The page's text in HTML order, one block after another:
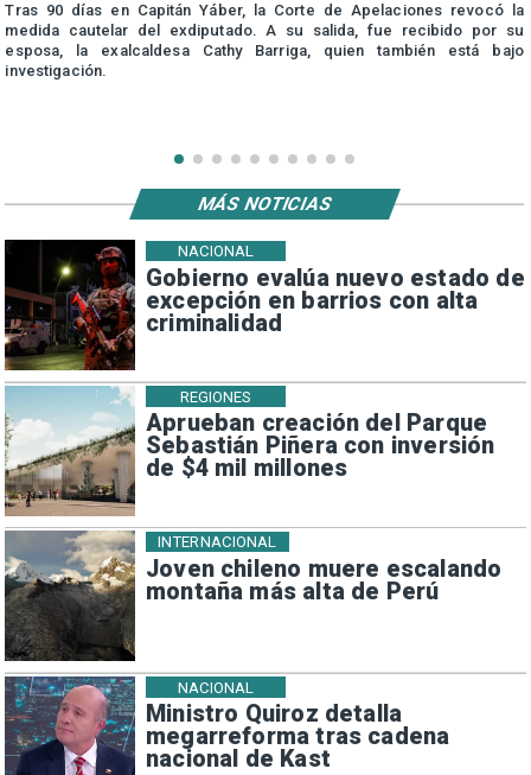
Tras 90 días en Capitán Yáber, la Corte de Apelaciones revocó la
medida cautelar del exdiputado. A su salida, fue recibido por su
esposa, la exalcaldesa Cathy Barriga, quien también está bajo
investigación.
Gobierno evalúa nuevo estado de
excepción en barrios con alta
criminalidad
NACIONAL
Aprueban creación del Parque
Sebastián Piñera con inversión
de $4 mil millones
REGIONES
Joven chileno muere escalando
montaña más alta de Perú
INTERNACIONAL
Ministro Quiroz detalla
megarreforma tras cadena
nacional de Kast
NACIONAL
MÁS NOTICIAS